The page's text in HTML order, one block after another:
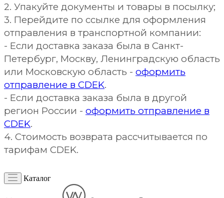
2. Упакуйте документы и товары в посылку;
3. Перейдите по ссылке для оформления
отправления в транспортной компании:
- Если доставка заказа была в Санкт-
Петербург, Москву, Ленинградскую область
или Московскую область - оформить
отправление в CDEK.
- Если доставка заказа была в другой
регион России - оформить отправление в
CDEK.
4. Стоимость возврата рассчитывается по
тарифам CDEK.
Каталог